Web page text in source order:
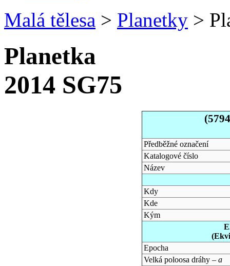
Malá tělesa > Planetky >
Planetka
2014 SG75
Předběžné označení
Katalogové číslo
Název
Kdy
Kde
Kým
Epocha
Velká poloosa dráhy – a